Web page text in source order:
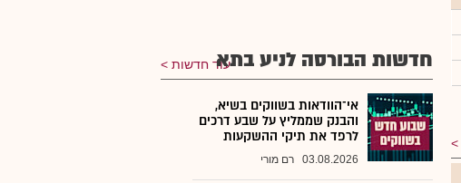
חדשות הבורסה לניע בתאעוד חדשות
אי־הוודאות בשווקים בשיא,
והבנק שממליץ על שבע דרכים
לרפד את תיקי ההשקעות
03.08.2026 רם מורי